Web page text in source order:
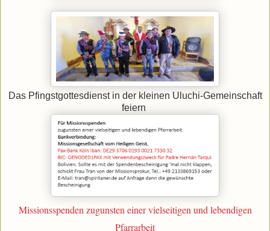
Das Pfingstgottesdienst in der kleinen Uluchi-Gemeinschaft
feiern
Missionsspenden zugunsten einer vielseitigen und lebendigen
Pfarrarbeit